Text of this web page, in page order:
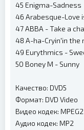
45 Enigma-Sadness
46 Arabesque-Love
47 АВВА - Take a
48 A-ha-Cryin'in the
49 Eurythmics -
50 Boney M - Sunny
Качество: DVD5
Формат: DVD Video
Видео кодек: MPEG2
Аудио кодек: MP2